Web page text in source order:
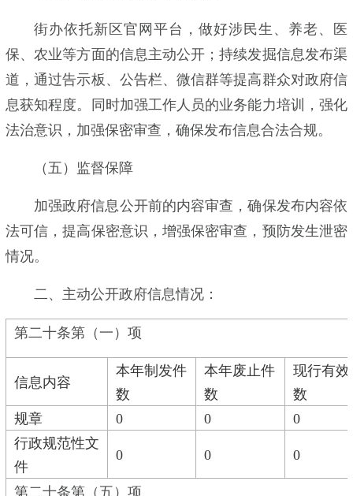
街办依托新区官网平台，做好涉民生、养老、医
保、农业等方面的信息主动公开；持续发掘信息发布渠
道，通过告示板、公告栏、微信群等提高群众对政府信
息获知程度。同时加强工作人员的业务能力培训，强化
法治意识，加强保密审查，确保发布信息合法合规。
（五）监督保障
加强政府信息公开前的内容审查，确保发布内容依
法可信，提高保密意识，增强保密审查，预防发生泄密
情况。
二、主动公开政府信息情况：
第二十条第（一）项
信息内容
本年制发件
数
本年废止件
数
现行有效
数
规章
0 0
0
行政规范性文
件
0 0 0
第二十条第（五）项